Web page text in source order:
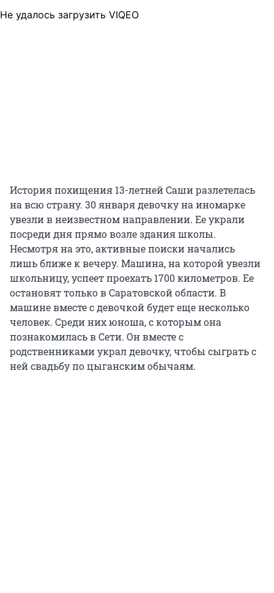
Не удалось загрузить VIQEO
История похищения 13-летней Саши разлетелась
на всю страну. 30 января девочку на иномарке
увезли в неизвестном направлении. Ее украли
посреди дня прямо возле здания школы.
Несмотря на это, активные поиски начались
лишь ближе к вечеру. Машина, на которой увезли
школьницу, успеет проехать 1700 километров. Ее
остановят только в Саратовской области. В
машине вместе с девочкой будет еще несколько
человек. Среди них юноша, с которым она
познакомилась в Сети. Он вместе с
родственниками украл девочку, чтобы сыграть с
ней свадьбу по цыганским обычаям.